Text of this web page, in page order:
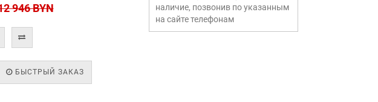
946 BYN
БЫСТРЫЙ ЗАКАЗ
наличие, позвонив по указанным
на сайте телефонам